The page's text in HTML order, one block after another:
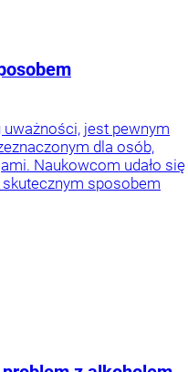
jest pewnym
dla osób,
Naukowcom udało się
sposobem